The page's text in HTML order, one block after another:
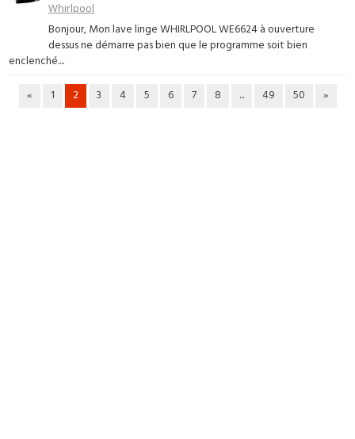
Whirlpool
Bonjour, Mon lave linge WHIRLPOOL WE6624 à ouverture
dessus ne démarre pas bien que le programme soit bien
enclenché....
« 1 2 3 4 5 6 7 8 ... 49 50 »